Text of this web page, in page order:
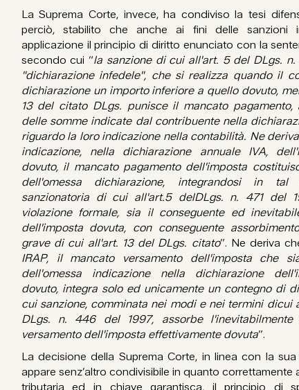
La Suprema Corte, invece, ha condiviso la tesi
perciò, stabilito che anche ai fini delle sanzioni
applicazione il principio di diritto enunciato con la
secondo cui “la sanzione di cui all'art. 5 del DLgs.
"dichiarazione infedele", che si realizza quando il
dichiarazione un importo inferiore a quello dovuto,
13 del citato DLgs. punisce il mancato pagamento,
delle somme indicate dal contribuente nella
riguardo la loro indicazione nella contabilità. Ne
indicazione, nella dichiarazione annuale IVA,
dovuto, il mancato pagamento dell'imposta
dell'omessa dichiarazione, integrandosi in
sanzionatoria di cui all'art.5 delDLgs. n. 471 del
violazione formale, sia il conseguente ed
dell'imposta dovuta, con conseguente
grave di cui all'art. 13 del DLgs. citato”. Ne deriva
IRAP, il mancato versamento dell'imposta che
dell'omessa indicazione nella dichiarazione
dovuto, integra solo ed unicamente un contegno di
cui sanzione, comminata nei modi e nei termini dicui
DLgs. n. 446 del 1997, assorbe l'inevitabilmente
versamento dell'imposta effettivamente dovuta”.
La decisione della Suprema Corte, in linea con la
appare senz’altro condivisibile in quanto correttamente
tributaria ed in chiave garantisca, il principio di